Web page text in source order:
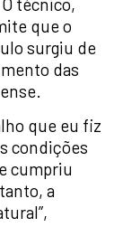
que o
surgiu de
das
que eu fiz
condições
cumpriu
a